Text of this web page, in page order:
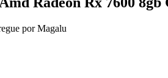
por Magalu